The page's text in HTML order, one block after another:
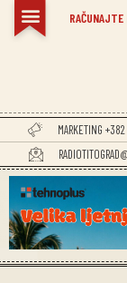
RAČUNAJTE
MARKETING